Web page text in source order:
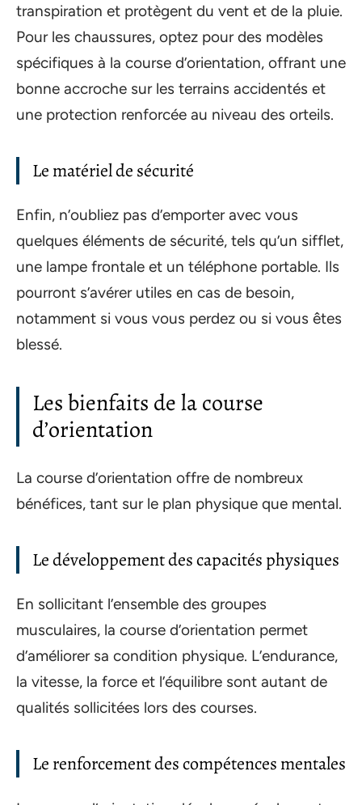
transpiration et protègent du vent et de la pluie.
Pour les chaussures, optez pour des modèles
spécifiques à la course d’orientation, offrant une
bonne accroche sur les terrains accidentés et
une protection renforcée au niveau des orteils.
Le matériel de sécurité
Enfin, n’oubliez pas d’emporter avec vous
quelques éléments de sécurité, tels qu’un sifflet,
une lampe frontale et un téléphone portable. Ils
pourront s’avérer utiles en cas de besoin,
notamment si vous vous perdez ou si vous êtes
blessé.
Les bienfaits de la course
d’orientation
La course d’orientation offre de nombreux
bénéfices, tant sur le plan physique que mental.
Le développement des capacités physiques
En sollicitant l’ensemble des groupes
musculaires, la course d’orientation permet
d’améliorer sa condition physique. L’endurance,
la vitesse, la force et l’équilibre sont autant de
qualités sollicitées lors des courses.
Le renforcement des compétences mentales